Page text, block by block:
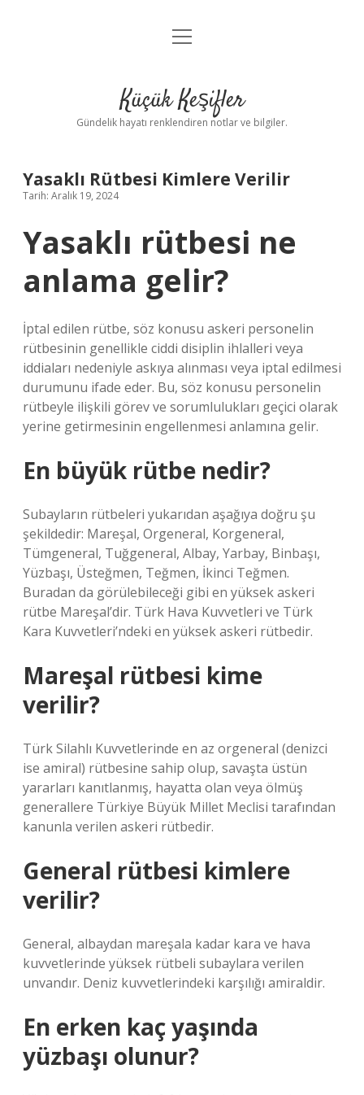
Anasayfa
Yasal Uyarı
menüyü
Küçük Keşifler
Gündelik hayatı renklendiren notlar ve bilgiler.
Yasaklı Rütbesi Kimlere Verilir
Tarih: Aralık 19, 2024
Yasaklı rütbesi ne
anlama gelir?
İptal edilen rütbe, söz konusu askeri personelin
rütbesinin genellikle ciddi disiplin ihlalleri veya
iddiaları nedeniyle askıya alınması veya iptal edilmesi
durumunu ifade eder. Bu, söz konusu personelin
rütbeyle ilişkili görev ve sorumlulukları geçici olarak
yerine getirmesinin engellenmesi anlamına gelir.
En büyük rütbe nedir?
Subayların rütbeleri yukarıdan aşağıya doğru şu
şekildedir: Mareşal, Orgeneral, Korgeneral,
Tümgeneral, Tuğgeneral, Albay, Yarbay, Binbaşı,
Yüzbaşı, Üsteğmen, Teğmen, İkinci Teğmen.
Buradan da görülebileceği gibi en yüksek askeri
rütbe Mareşal’dir. Türk Hava Kuvvetleri ve Türk
Kara Kuvvetleri’ndeki en yüksek askeri rütbedir.
Mareşal rütbesi kime
verilir?
Türk Silahlı Kuvvetlerinde en az orgeneral (denizci
ise amiral) rütbesine sahip olup, savaşta üstün
yararları kanıtlanmış, hayatta olan veya ölmüş
generallere Türkiye Büyük Millet Meclisi tarafından
kanunla verilen askeri rütbedir.
General rütbesi kimlere
verilir?
General, albaydan mareşala kadar kara ve hava
kuvvetlerinde yüksek rütbeli subaylara verilen
unvandır. Deniz kuvvetlerindeki karşılığı amiraldir.
En erken kaç yaşında
yüzbaşı olunur?